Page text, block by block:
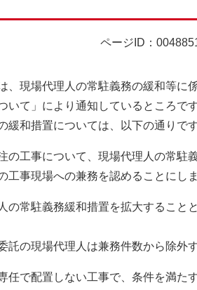
ページID：
、現場代理人の常駐義務の緩和等に
いて」により通知しているところです
和措置については、以下の通りです
の工事について、現場代理人の常駐
工事現場への兼務を認めることにし
の常駐義務緩和措置を拡大すること
託の現場代理人は兼務件数から除外
任で配置しない工事で、条件を満た